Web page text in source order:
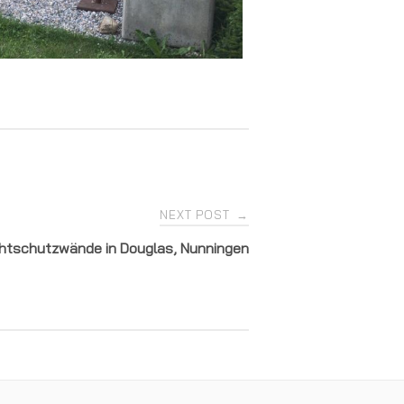
NEXT POST →
in Douglas, Nunningen